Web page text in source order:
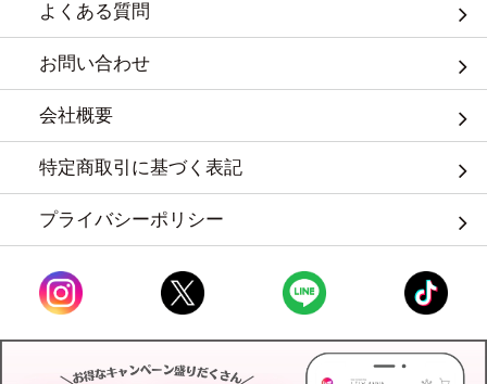
よくある質問
お問い合わせ
会社概要
特定商取引に基づく表記
プライバシーポリシー